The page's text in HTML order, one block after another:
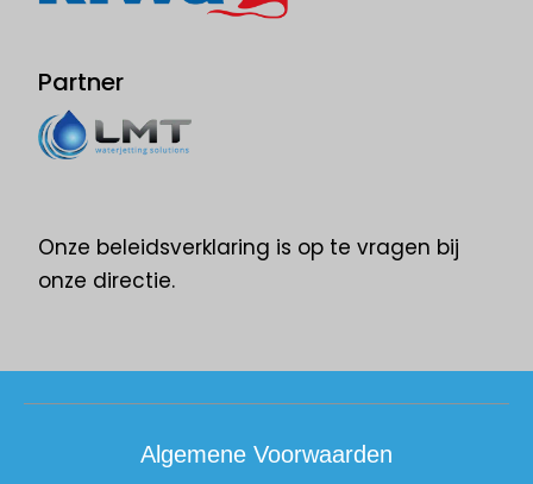
Partner
Onze beleidsverklaring is op te vragen bij
onze directie. ​
Algemene Voorwaarden